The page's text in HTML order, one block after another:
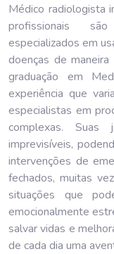
Médico radiologista
profissionais
especializados em
doenças de
graduação em
experiência que
especialistas em
complexas. Suas
imprevisíveis,
intervenções de
fechados, muitas
situações que
emocionalmente
salvar vidas e
de cada dia uma